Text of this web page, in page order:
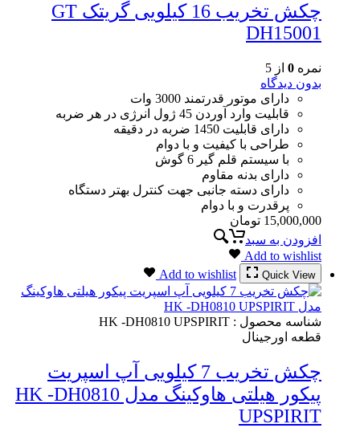
چکش تخریب 16 کیلویی گریتک GT
DH15001
نمره 0 از 5
بدون دیدگاه
دارای موتور قدرتمند 3000 وات
قابلیت وارد آوردن 45 ژول انرژی در هر ضربه
دارای قابلیت 1450 ضربه در دقیقه
طراحی با کیفیت و با دوام
با سیستم قلم گیر 6 گوش
دارای بدنه مقاوم
دارای دسته جانبی جهت کنترل بهتر دستگاه
پرقدرت و با دوام
15,000,000 تومان
افزودن به سبد
Add to wishlist
Quick View
Add to wishlist
شناسه محصول : HK -DH0810 UPSPIRIT
قطعه اورجینال
چکش تخریب 7 کیلویی آپ اسپریت
پیکور هیلتی هاوکینگ مدل HK -DH0810
UPSPIRIT